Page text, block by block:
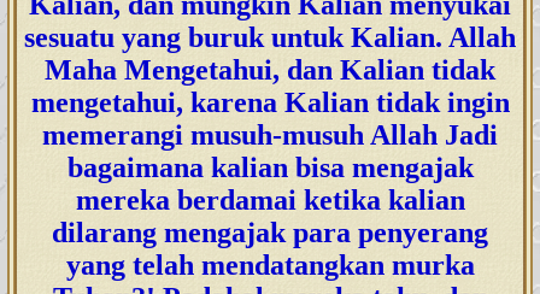
sesuatu yang buruk untuk Kalian. Allah
Maha Mengetahui, dan Kalian tidak
mengetahui, karena Kalian tidak ingin
memerangi musuh-musuh Allah Jadi
bagaimana kalian bisa mengajak
mereka berdamai ketika kalian
dilarang mengajak para penyerang
yang telah mendatangkan murka